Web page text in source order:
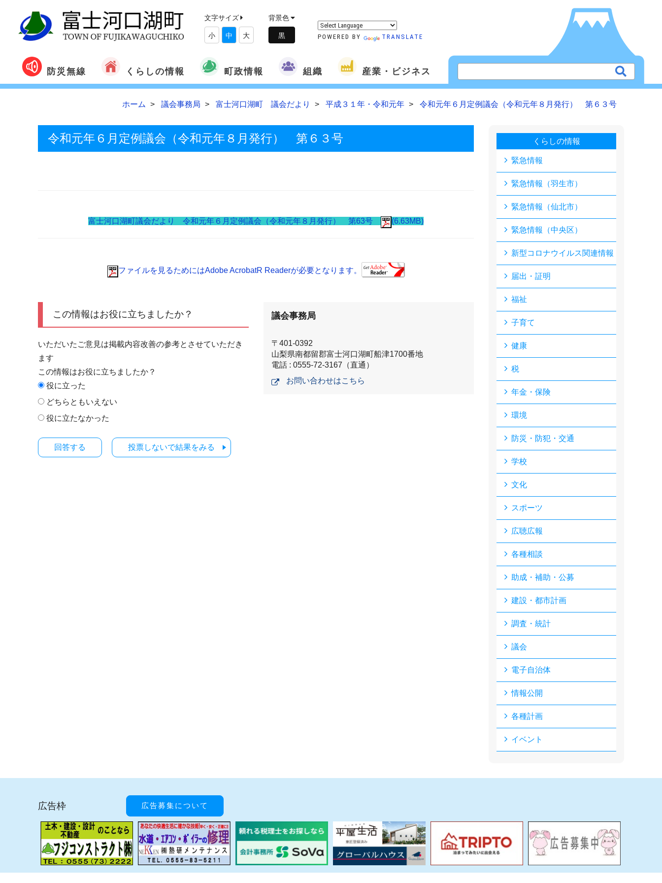
文字サイズ
小 中 大
背景色
POWERED BY TRANSLATE
防災無線 くらしの情報 町政情報 組織 産業・ビジネス
ホーム 議会事務局 富士河口湖町 議会だより 平成３１年・令和元年 令和元年６月定例議会（令和元年８月発行） 第６３号
令和元年６月定例議会（令和元年８月発行） 第６３号
富士河口湖町議会だより 令和元年６月定例議会（令和元年８月発行） 第63号 (6.63MB)
ファイルを見るためにはAdobe AcrobatR Readerが必要となります。
この情報はお役に立ちましたか？
いただいたご意見は掲載内容改善の参考とさせていただき
ます
この情報はお役に立ちましたか？
役に立った
どちらともいえない
役に立たなかった
投票しないで結果をみる
議会事務局
〒401-0392
山梨県南都留郡富士河口湖町船津1700番地
電話 : 0555-72-3167（直通）
お問い合わせはこちら
くらしの情報
緊急情報
緊急情報（羽生市）
緊急情報（仙北市）
緊急情報（中央区）
新型コロナウイルス関連情報
届出・証明
福祉
子育て
健康
税
年金・保険
環境
防災・防犯・交通
学校
文化
スポーツ
広聴広報
各種相談
助成・補助・公募
建設・都市計画
調査・統計
議会
電子自治体
情報公開
各種計画
イベント
広告枠 広告募集について